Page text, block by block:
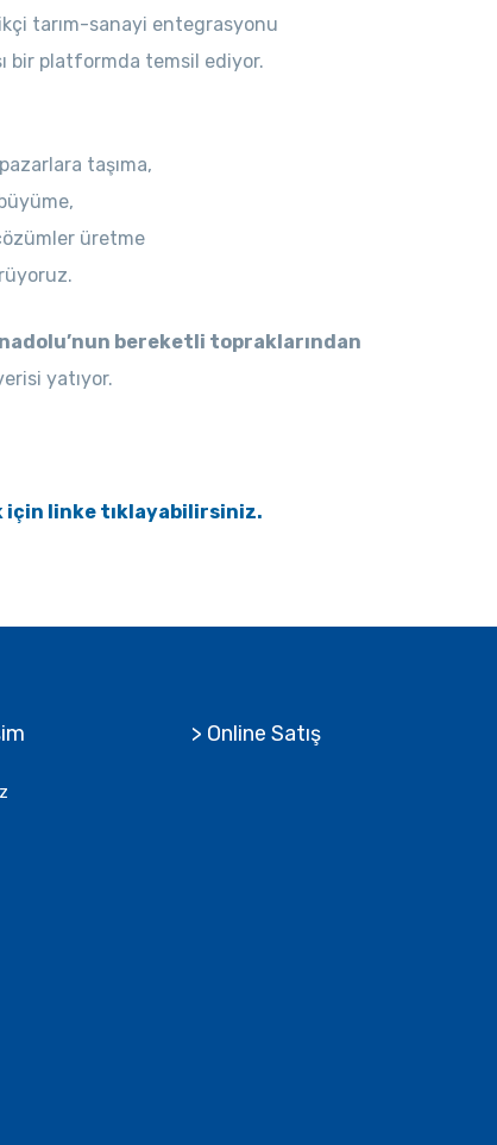
tarım-sanayi entegrasyonu
bir platformda temsil ediyor.
taşıma,
üretme
bereketli topraklarından
yatıyor.
için linke tıklayabilirsiniz.
> Online Satış